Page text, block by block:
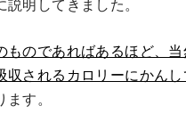
説明してきました。
ものであればあるほど、
収されるカロリーにかん
ます。